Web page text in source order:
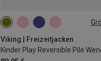
Viking | Freizeitjacken
104 116 122
134
140